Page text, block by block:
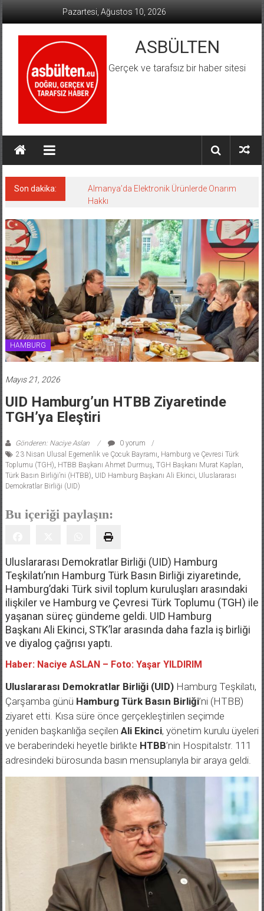
Pazartesi, Ağustos 10, 2026
ASBÜLTEN
Gerçek ve tarafsız bir haber sitesi
Son dakika:
Almanya’da Elektronik Ürünlerde Onarım
Hakkı
HAMBURG
Mayıs 21, 2026
UID Hamburg’un HTBB Ziyaretinde
TGH’ya Eleştiri
Gönderen: Naciye Aslan
0 yorum
23 Nisan Ulusal Egemenlik ve Çocuk Bayramı Hamburg ve Çevresi Türk
Toplumu (TGH) HTBB Başkanı Ahmet Durmuş, TGH Başkanı Murat Kaplan
Türk Basın Birliği’ni (HTBB) UID Hamburg Başkanı Ali Ekinci Uluslararası
Demokratlar Birliği (UID)
Bu içeriği paylaşın:
Uluslararası Demokratlar Birliği (UID) Hamburg
Teşkilatı’nın Hamburg Türk Basın Birliği ziyaretinde,
Hamburg’daki Türk sivil toplum kuruluşları arasındaki
ilişkiler ve Hamburg ve Çevresi Türk Toplumu (TGH) ile
yaşanan süreç gündeme geldi. UID Hamburg
Başkanı Ali Ekinci, STK’lar arasında daha fazla iş birliği
ve diyalog çağrısı yaptı.
Haber: Naciye ASLAN – Foto: Yaşar YILDIRIM
Uluslararası Demokratlar Birliği (UID)Hamburg Teşkilatı,
Çarşamba günü Hamburg Türk Basın Birliği’ni (HTBB)
ziyaret etti. Kısa süre önce gerçekleştirilen seçimde
yeniden başkanlığa seçilen Ali Ekinci, yönetim kurulu üyeleri
ve beraberindeki heyetle birlikte HTBB’nin Hospitalstr. 111
adresindeki bürosunda basın mensuplarıyla bir araya geldi.